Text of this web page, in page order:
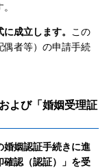
成立します。
この
偶者等）の申請手続
よび「婚姻受理証
婚姻認証手続きに進
確認（認証）」を受